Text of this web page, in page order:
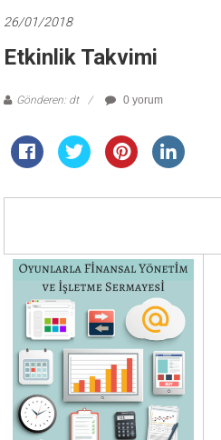
26/01/2018
Etkinlik Takvimi
Gönderen: dt 0 yorum